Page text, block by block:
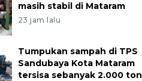
masih stabil di Mataram
23 jam lalu
Tumpukan sampah di TPS
Sandubaya Kota Mataram
tersisa sebanyak 2.000 ton